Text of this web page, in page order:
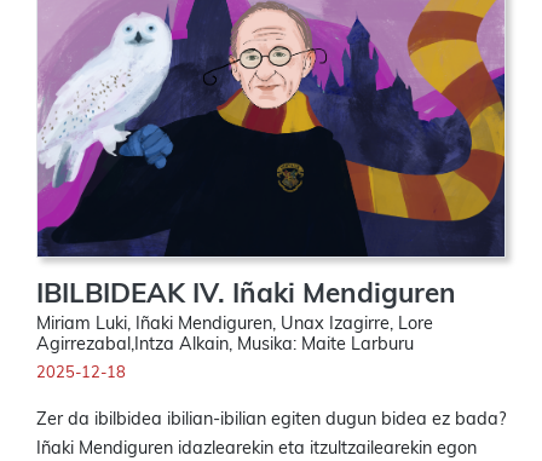
IBILBIDEAK IV. Iñaki Mendiguren
Miriam Luki, Iñaki Mendiguren, Unax Izagirre, Lore
Agirrezabal,Intza Alkain, Musika: Maite Larburu
2025-12-18
Zer da ibilbidea ibilian-ibilian egiten dugun bidea ez bada?
Iñaki Mendiguren idazlearekin eta itzultzailearekin egon